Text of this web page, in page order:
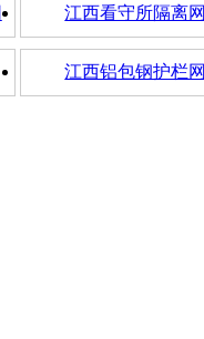
江西看守所隔离网
江西铝包钢护栏网